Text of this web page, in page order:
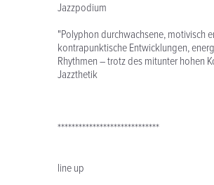
Jazzpodium
"Polyphon durchwachsene, motivisch
kontrapunktische Entwicklungen,
Rhythmen – trotz des mitunter hohen
Jazzthetik
*****************************
line up